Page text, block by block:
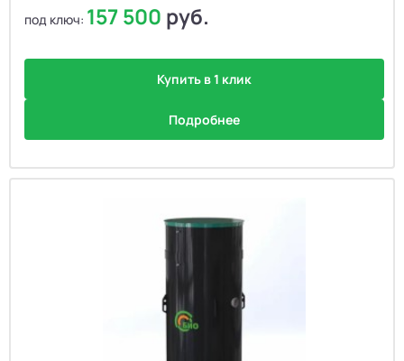
под ключ: 157 500 руб.
Купить в 1 клик
Подробнее